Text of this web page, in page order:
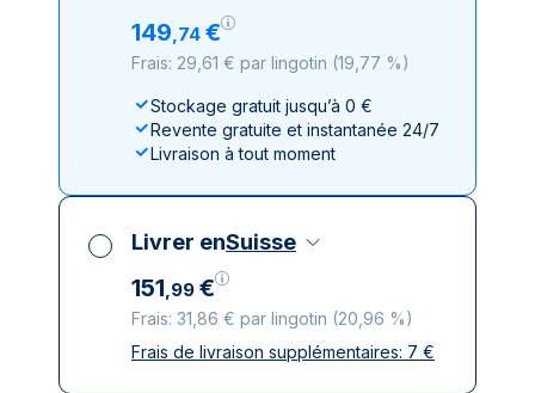
149,74 €
Frais: 29,61 € par lingotin (19,77 %)
Stockage gratuit jusqu’à 0 €
Revente gratuite et instantanée 24/7
Livraison à tout moment
Livrer enSuisse
151,99 €
Frais: 31,86 € par lingotin (20,96 %)
Toutes taxes comprises
Frais de livraison supplémentaires: 7 €